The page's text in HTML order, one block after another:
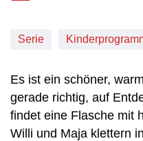
Serie
Es ist ein schöner,
gerade richtig, auf
findet eine Flasche mit
Willi und Maja klettern